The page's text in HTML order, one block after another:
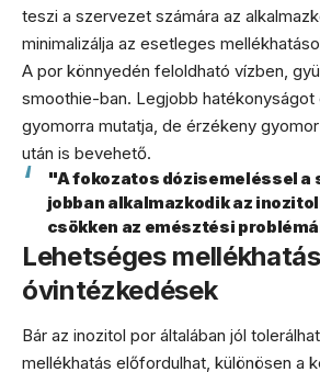
teszi a szervezet számára az
minimalizálja az esetleges
A por könnyedén feloldható vízben,
smoothie-ban. Legjobb
gyomorra mutatja, de érzékeny
után is bevehető.
"A fokozatos dózisemeléssel a
jobban alkalmazkodik az
csökken az emésztési
Lehetséges
óvintézkedések
Bár az inozitol por általában jól
mellékhatás előfordulhat, különösen a